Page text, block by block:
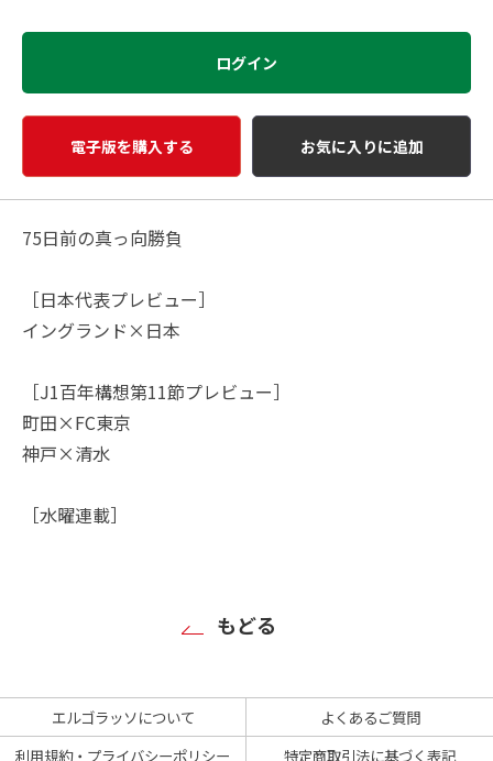
ログイン
電子版を購入する お気に入りに追加
75日前の真っ向勝負
［日本代表プレビュー］
イングランド×日本
［J1百年構想第11節プレビュー］
町田×FC東京
神戸×清水
［水曜連載］
もどる
エルゴラッソについて
よくあるご質問
利用規約・プライバシーポリシー
特定商取引法に基づく表記